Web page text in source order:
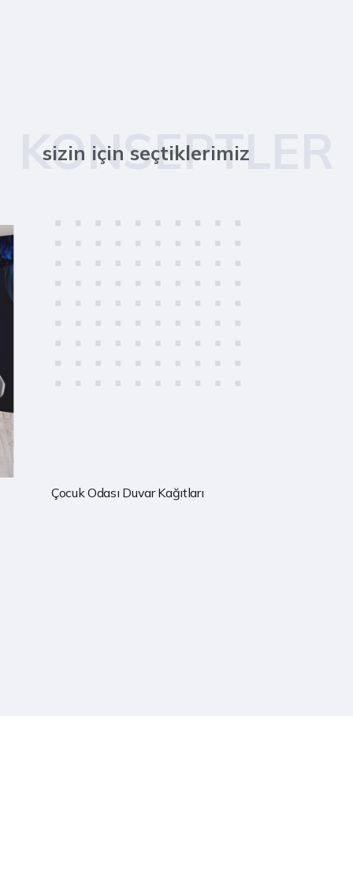
KONSEPTLER
sizin için seçtiklerimiz
Çocuk Odası Duvar Kağıtları